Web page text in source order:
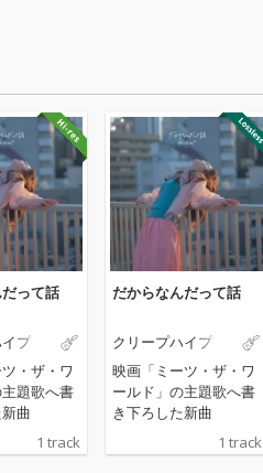
って話
プ
・ザ・ワ
題歌へ書
曲
1 track
だからなんだって話
クリープハイプ
映画「ミーツ・ザ・ワ
ールド」の主題歌へ書
き下ろした新曲
1 track